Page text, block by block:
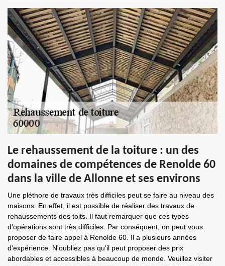
Le rehaussement de la toiture : un des
domaines de compétences de Renolde 60
dans la ville de Allonne et ses environs
Une pléthore de travaux très difficiles peut se faire au niveau des
maisons. En effet, il est possible de réaliser des travaux de
rehaussements des toits. Il faut remarquer que ces types
d'opérations sont très difficiles. Par conséquent, on peut vous
proposer de faire appel à Renolde 60. Il a plusieurs années
d'expérience. N'oubliez pas qu'il peut proposer des prix
abordables et accessibles à beaucoup de monde. Veuillez visiter